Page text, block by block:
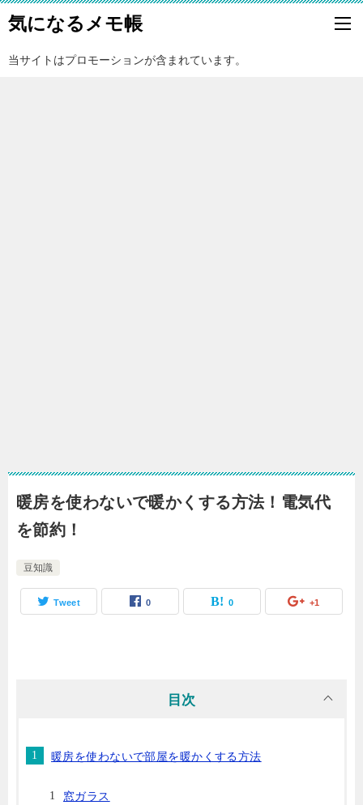
気になるメモ帳
当サイトはプロモーションが含まれています。
暖房を使わないで暖かくする方法！電気代
を節約！
豆知識
Tweet 0 0 +1
目次
暖房を使わないで部屋を暖かくする方法
窓ガラス